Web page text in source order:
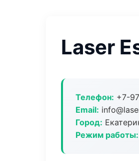
Laser
Телефон: +7-
Email:
Город:
Режим работы: